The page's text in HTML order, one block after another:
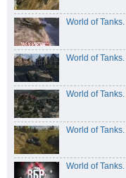
World of
World of
World of
World of
World of